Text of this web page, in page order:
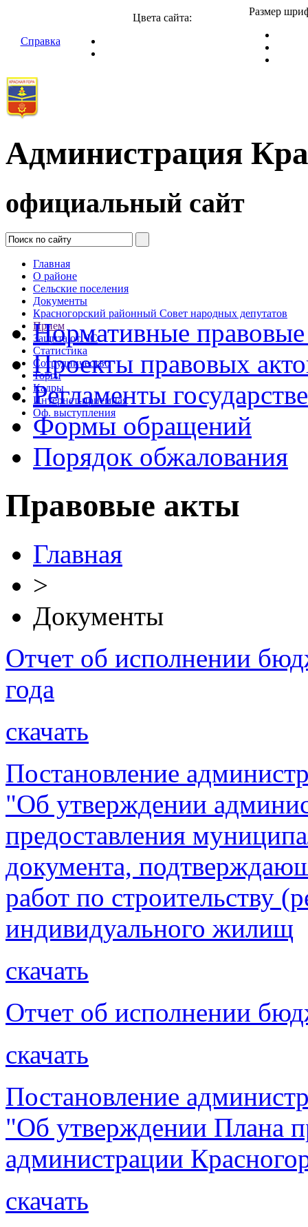
Справка
Цвета сайта:
Размер
Администрация
официальный сайт
Главная
О районе
Сельские поселения
Документы
Красногорский районный Совет народных депутатов
Прием
Защита от ЧС
Статистика
Сотрудничество
Торги
Кадры
Интернет-приемная
Оф. выступления
Нормативные
Проекты правовых
Регламенты
Формы обращений
Порядок обжалования
Правовые акты
Главная
>
Документы
Отчет об исполнении
года
скачать
Постановление
"Об утверждении
предоставления
документа,
работ по строительству
индивидуального жилищ
скачать
Отчет об исполнении
скачать
Постановление
"Об утверждении Плана
администрации
скачать